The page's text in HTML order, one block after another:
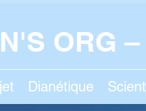
ORG
Dianétique